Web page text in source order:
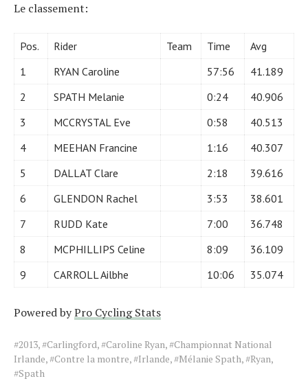
Le classement:
Pos. Rider Team Time
Avg
1
RYAN Caroline 57:56
41.189
2
SPATH Melanie 0:24
40.906
3
MCCRYSTAL Eve 0:58
40.513
4
MEEHAN Francine 1:16
40.307
5
DALLAT Clare 2:18
39.616
6
GLENDON Rachel 3:53
38.601
7
RUDD Kate 7:00
36.748
8
MCPHILLIPS Celine 8:09
36.109
9
CARROLL Ailbhe 10:06 35.074
Powered byPro Cycling Stats
Tags
for
the
#2013,#Carlingford,#Caroline Ryan,#Championnat National
Irlande,#Contre la montre,#Irlande,#Mélanie Spath,#Ryan,
#Spath